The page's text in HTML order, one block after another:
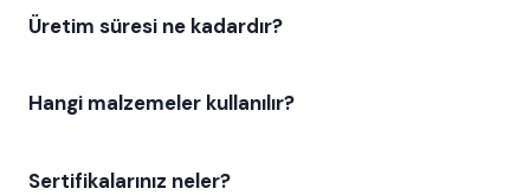
Üretim süresi ne kadardır?
Hangi malzemeler kullanılır?
Sertifikalarınız neler?